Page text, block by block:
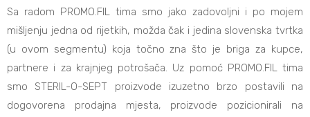
Sa radom PROMO.FIL tima smo jako zadovoljni i po mojem
mišljenju jedna od rijetkih, možda čak i jedina slovenska tvrtka
(u ovom segmentu) koja točno zna što je briga za kupce,
partnere i za krajnjeg potrošača. Uz pomoć PROMO.FIL tima
smo STERIL-O-SEPT proizvode izuzetno brzo postavili na
dogovorena prodajna mjesta, proizvode pozicionirali na